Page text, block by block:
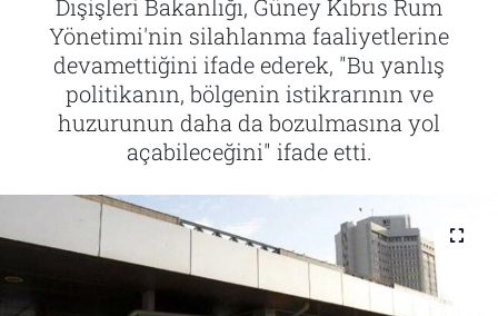
Dışişleri Bakanlığı, Güney Kıbrıs Rum
Yönetimi'nin silahlanma faaliyetlerine
devamettiğini ifade ederek, "Bu yanlış
politikanın, bölgenin istikrarının ve
huzurunun daha da bozulmasına yol
açabileceğini" ifade etti.
Tarih
İletişim
Künye